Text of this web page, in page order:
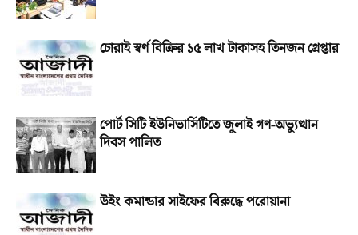
চোরাই স্বর্ণ বিক্রির ১৫ লাখ টাকাসহ তিনজন গ্রেপ্তার
পোর্ট সিটি ইউনিভার্সিটিতে জুলাই গণ-অভ্যুত্থান
দিবস পালিত
উইং কমান্ডার সাইফের বিরুদ্ধে পরোয়ানা